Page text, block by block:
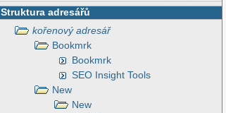
Struktura adresářů
kořenový adresář
Bookmrk
Bookmrk
SEO Insight Tools
New
New